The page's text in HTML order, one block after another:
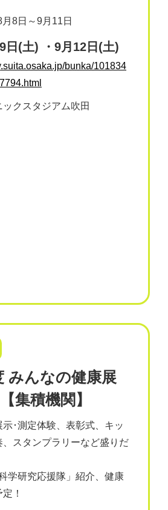
8日～9月11日
日(土) ・9月12日(土)
bunka/101834
クスタジアム吹田
みんなの健康展
集積機関】
･測定体験、表彰式、キッ
、スタンプラリーなど盛りだ
学研究応援隊」紹介、健康
！